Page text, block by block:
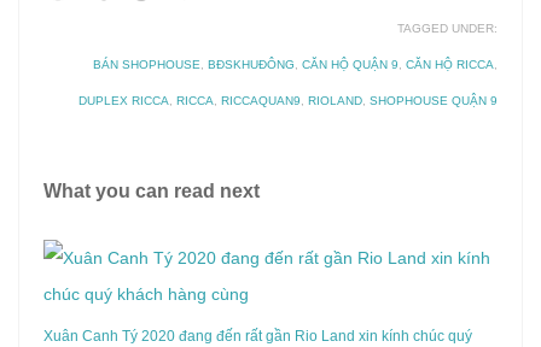
TAGGED UNDER:
BÁN SHOPHOUSE, BĐSKHUĐÔNG, CĂN HỘ QUẬN 9, CĂN HỘ RICCA,
DUPLEX RICCA, RICCA, RICCAQUAN9, RIOLAND, SHOPHOUSE QUẬN 9
What you can read next
Xuân Canh Tý 2020 đang đến rất gần Rio Land xin kính chúc quý